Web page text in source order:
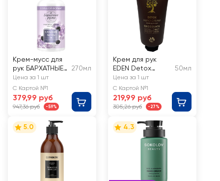
Крем-мусс для
рук БАРХАТНЫЕ
РУЧКИ
Смягчение
270мл
Цена за 1 шт
С Картой №1
379,99 руб
947,36 руб -59%
Крем для рук
EDEN Detox
Chocolate
50мл
Цена за 1 шт
С Картой №1
219,99 руб
305,26 руб -27%
5.0 4.3